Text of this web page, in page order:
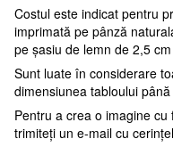
Costul este indicat pentru
imprimată pe pânză
pe șasiu de lemn de 2,5
Sunt luate în considerare
dimensiunea tabloului
Pentru a crea o imagine
trimiteți un e-mail cu